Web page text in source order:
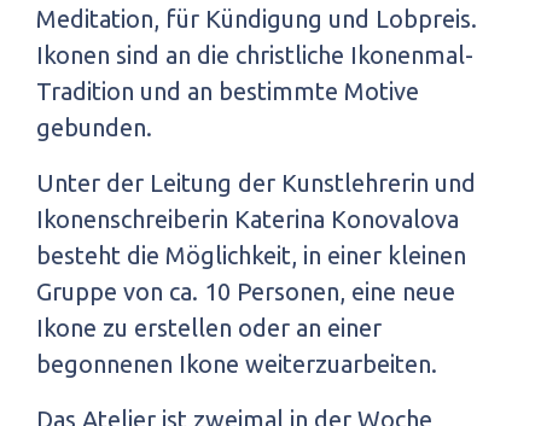
Meditation, für Kündigung und Lobpreis.
Ikonen sind an die christliche Ikonenmal-
Tradition und an bestimmte Motive
gebunden.
Unter der Leitung der Kunstlehrerin und
Ikonenschreiberin Katerina Konovalova
besteht die Möglichkeit, in einer kleinen
Gruppe von ca. 10 Personen, eine neue
Ikone zu erstellen oder an einer
begonnenen Ikone weiterzuarbeiten.
Das Atelier ist zweimal in der Woche